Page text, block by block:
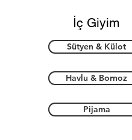
İç Giyim
Sütyen & Külot
Havlu & Bornoz
Pijama